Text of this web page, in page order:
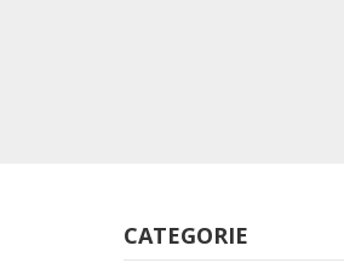
CATEGORIE